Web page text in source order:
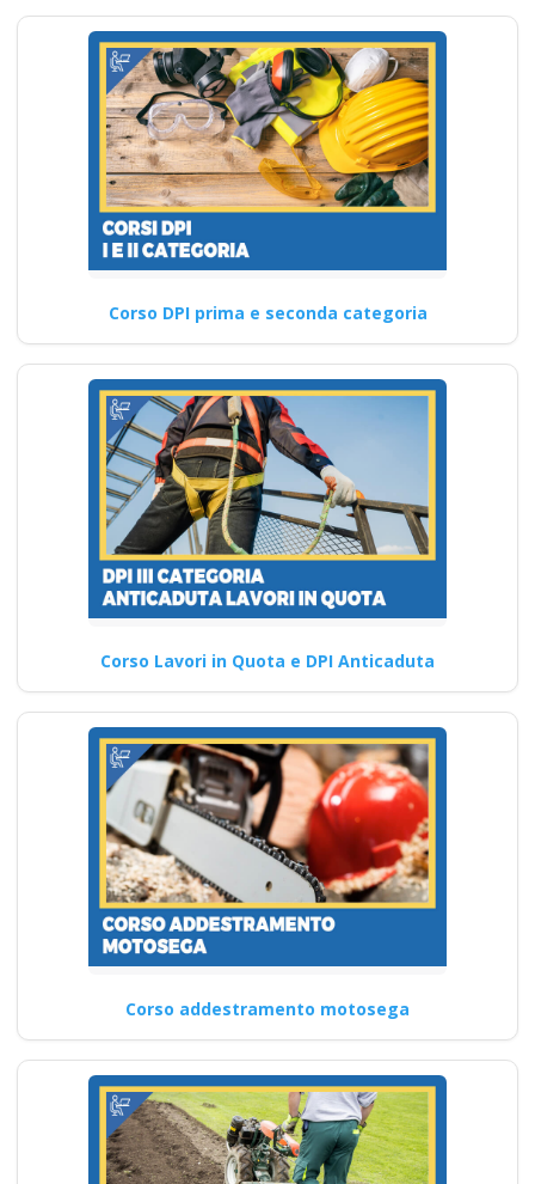
Corso DPI prima e seconda categoria
Corso Lavori in Quota e DPI Anticaduta
Corso addestramento motosega